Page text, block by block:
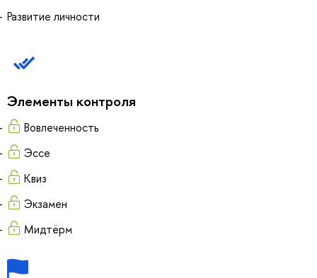
Развитие личности
Элементы контроля
Вовлеченность
Эссе
Квиз
Экзамен
Мидтёрм